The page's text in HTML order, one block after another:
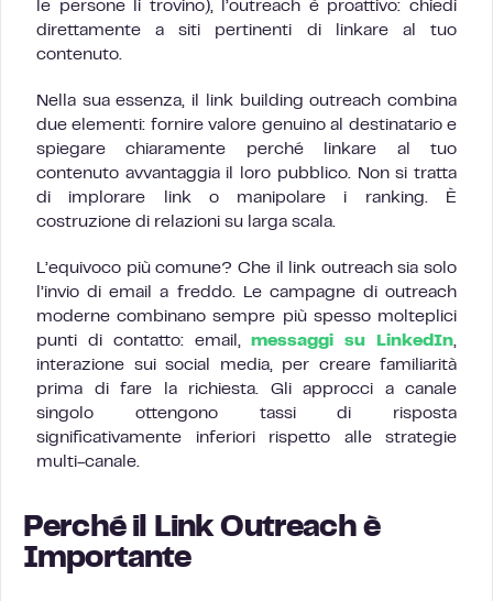
le persone li trovino), l’outreach è proattivo: chiedi
direttamente a siti pertinenti di linkare al tuo
contenuto.
Nella sua essenza, il link building outreach combina
due elementi: fornire valore genuino al destinatario e
spiegare chiaramente perché linkare al tuo
contenuto avvantaggia il loro pubblico. Non si tratta
di implorare link o manipolare i ranking. È
costruzione di relazioni su larga scala.
L’equivoco più comune? Che il link outreach sia solo
l’invio di email a freddo. Le campagne di outreach
moderne combinano sempre più spesso molteplici
punti di contatto: email,messaggi su LinkedIn,
interazione sui social media, per creare familiarità
prima di fare la richiesta. Gli approcci a canale
singolo ottengono tassi di risposta
significativamente inferiori rispetto alle strategie
multi-canale.
Perché il Link Outreach è
Importante